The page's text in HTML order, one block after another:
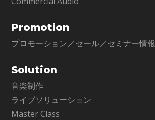
Promotion
プロモーション／セール／セミナー情報
Solution
音楽制作
ライブソリューション
Master Class